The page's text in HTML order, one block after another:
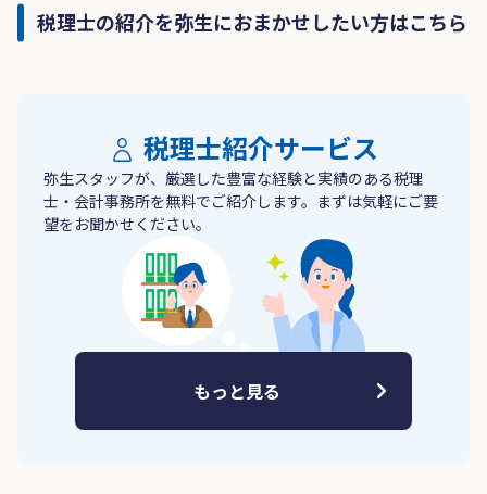
税理士の紹介を弥生におまかせしたい方はこちら
税理士紹介サービス
弥生スタッフが、厳選した豊富な経験と実績のある税理
士・会計事務所を無料でご紹介します。まずは気軽にご要
望をお聞かせください。
もっと見る